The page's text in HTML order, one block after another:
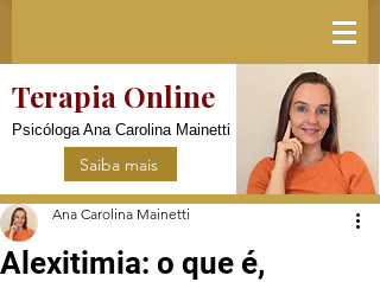
Terapia Online
Psicóloga Ana Carolina Mainetti
Saiba mais
Alexitimia: o que é,
Ana Carolina Mainetti